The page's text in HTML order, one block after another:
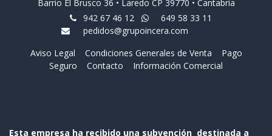
Barrio El Brusco 36 • Laredo CP 39770 • Cantabria
942 67 46 12
649 58 33 11
pedidos@grupoincera.com
Aviso Legal
Condiciones Generales de Venta
Pago
Seguro
Contacto Información Comercial
Esta empresa ha recibido una subvención destinada a